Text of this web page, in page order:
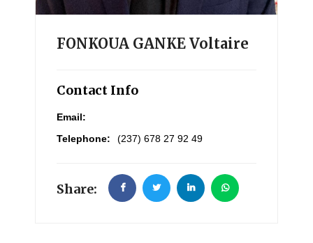
FONKOUA GANKE Voltaire
Contact Info
Email:
Telephone:
(237) 678 27 92 49
Share: